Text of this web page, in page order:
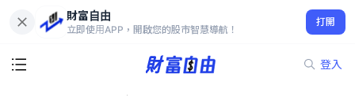
財富自由
立即使用APP，開啟您的股市智慧導航！
打開
登入